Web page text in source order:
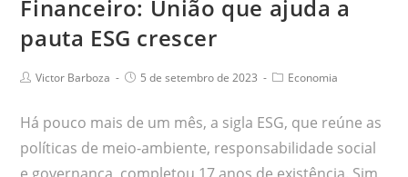
Financeiro: União que ajuda a
pauta ESG crescer
Victor Barboza 5 de setembro de 2023 Economia
Há pouco mais de um mês, a sigla ESG, que reúne as
políticas de meio-ambiente, responsabilidade social